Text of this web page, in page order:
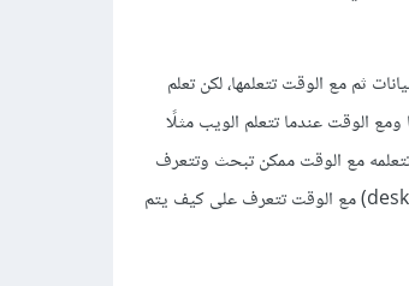
ثم مع الوقت تتعلمها، لكن تعلم
ومع الوقت عندما تتعلم الويب مثلًا
تتعلمه مع الوقت ممكن تبحث وتتعرف
كيفية انتقال البيانات في الموبايل، وهكذا بالنسبة لأي شيئ تتعلمه (desktop , games) مع الوقت تتعرف على كيف يتم